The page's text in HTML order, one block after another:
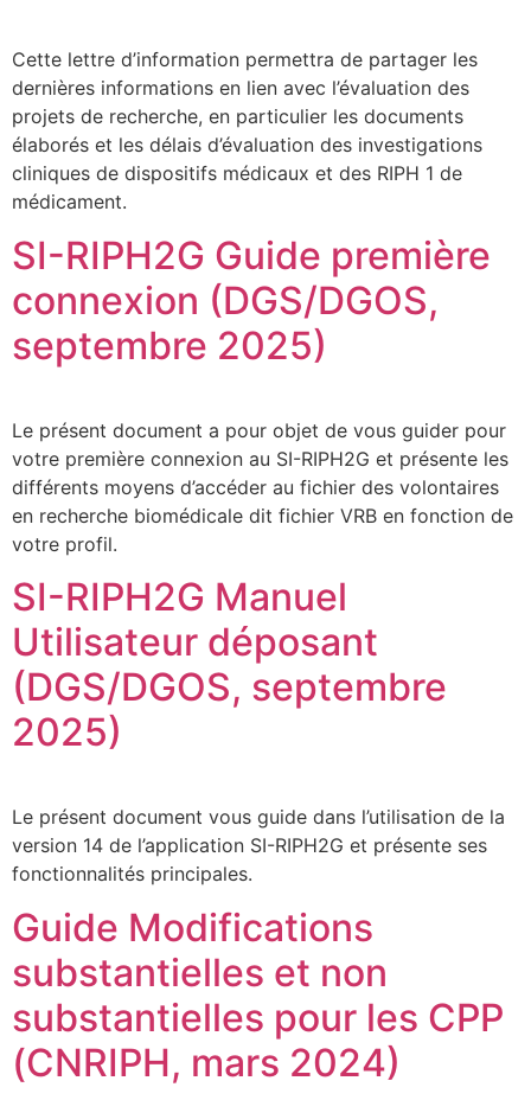
Cette lettre d’information permettra de partager les
dernières informations en lien avec l’évaluation des
projets de recherche, en particulier les documents
élaborés et les délais d’évaluation des investigations
cliniques de dispositifs médicaux et des RIPH 1 de
médicament.
SI-RIPH2G Guide première
connexion (DGS/DGOS,
septembre 2025)
Le présent document a pour objet de vous guider pour
votre première connexion au SI-RIPH2G et présente les
différents moyens d’accéder au fichier des volontaires
en recherche biomédicale dit fichier VRB en fonction de
votre profil.
SI-RIPH2G Manuel
Utilisateur déposant
(DGS/DGOS, septembre
2025)
Le présent document vous guide dans l’utilisation de la
version 14 de l’application SI-RIPH2G et présente ses
fonctionnalités principales.
Guide Modifications
substantielles et non
substantielles pour les CPP
(CNRIPH, mars 2024)